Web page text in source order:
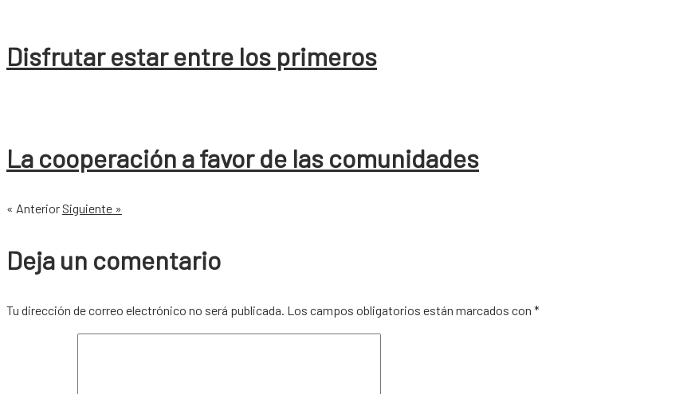
Disfrutar estar entre los primeros
La cooperación a favor de las comunidades
« Anterior Siguiente »
Deja un comentario
Tu dirección de correo electrónico no será publicada. Los campos obligatorios están marcados con *